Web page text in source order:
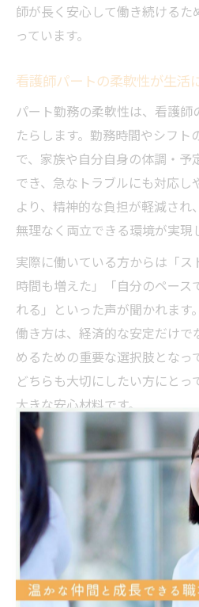
師が長く安心して働き続ける
っています。
看護師パートの柔軟性が生活
パート勤務の柔軟性は、看護師
たらします。勤務時間やシフト
で、家族や自分自身の体調・予
でき、急なトラブルにも対応し
より、精神的な負担が軽減され
無理なく両立できる環境が実現
実際に働いている方からは「ス
時間も増えた」「自分のペース
れる」といった声が聞かれます
働き方は、経済的な安定だけで
めるための重要な選択肢となっ
どちらも大切にしたい方にとっ
大きな安心材料です。
小野崎で叶える理想
とは
看護師求人で理想の働き方を
つくば市小野崎で看護師として